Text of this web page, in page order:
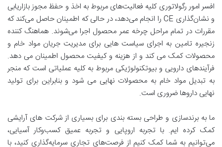
افسر امور رگولاتوری کلیه فعالیت‌های مربوط به اخذ و حفظ مجوز بازاریابی
و نشان‌گذاری CE را انجام می‌دهد، در حالی که اطمینان حاصل می‌کند که
مقررات در تمام مراحل چرخه عمر محصول اجرا می‌شوند. هماهنگ کننده
زنجیره تامین به اجرای سیاست هایی برای مدیریت جریان مواد خام و
محصولات کمک می کند و از هزینه و کیفیت محصول اطمینان می دهد.
فرآیندهای دارویی و بیوتکنولوژیکی مربوط به کلیه عملیاتی است که منجر
به تبدیل مواد خام به محصولات نهایی می شود و بنابراین برای تولید
نهایی داروها ضروری است.
ما به برندسازی و طراحی بسته بندی برای بسیاری از شرکت های آرایشی
کمک کرده ایم. با تجربه اروپایی و تجربه عمیق کسب‌وکار آسیایی،
می‌توانیم به شما کمک کنیم از فرصت‌های تجاری سرمایه‌گذاری کنید، با